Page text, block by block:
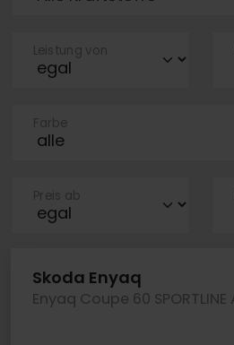
Leistung von
Farbe
Preis ab
Skoda Enyaq